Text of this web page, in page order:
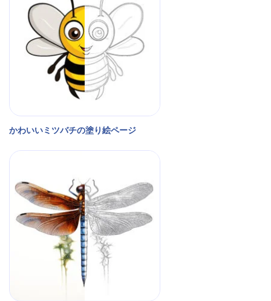
かわいいミツバチの塗り絵ページ